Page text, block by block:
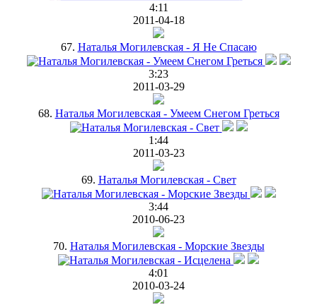
4:11
2011-04-18
67. Наталья Могилевская - Я Не Спасаю
3:23
2011-03-29
68. Наталья Могилевская - Умеем Снегом Греться
1:44
2011-03-23
69. Наталья Могилевская - Свет
3:44
2010-06-23
70. Наталья Могилевская - Морские Звезды
4:01
2010-03-24